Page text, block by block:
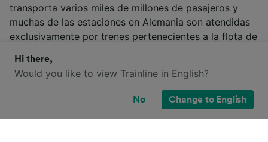
transporta varios miles de millones de pasajeros y
muchas de las estaciones en Alemania son atendidas
exclusivamente por trenes pertenecientes a la flota de
Intercity y ofrece opciones de billete flexible, la tarjeta
de descuento BahnCard y ventajas al viajar en grupo.
Deutsche Bahn/Trenes en Alemania/
Hi there,
Would you like to view Trainline in English?
No Change to English